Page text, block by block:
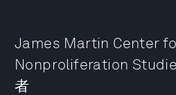
James Martin Center
Nonproliferation
者